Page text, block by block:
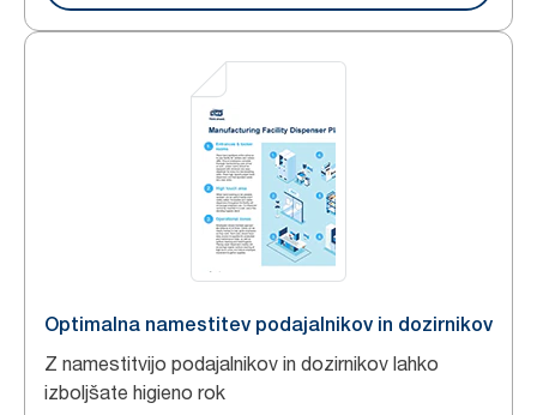
Optimalna namestitev podajalnikov in dozirnikov
Z namestitvijo podajalnikov in dozirnikov lahko
izboljšate higieno rok